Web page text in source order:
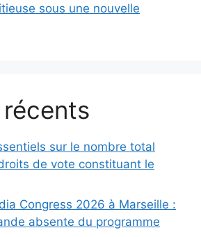
sous une nouvelle
sur le nombre total
de vote constituant le
Congress 2026 à Marseille :
absente du programme